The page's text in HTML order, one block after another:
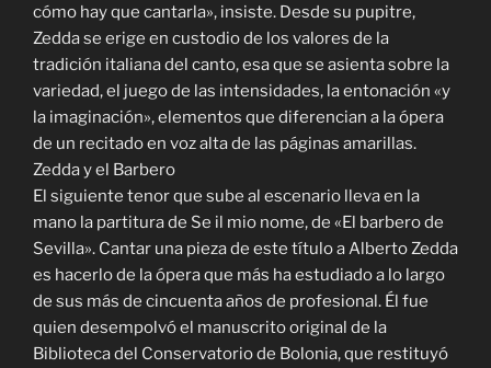
cómo hay que cantarla», insiste. Desde su pupitre,
Zedda se erige en custodio de los valores de la
tradición italiana del canto, esa que se asienta sobre la
variedad, el juego de las intensidades, la entonación «y
la imaginación», elementos que diferencian a la ópera
de un recitado en voz alta de las páginas amarillas.
Zedda y el Barbero
El siguiente tenor que sube al escenario lleva en la
mano la partitura de Se il mio nome, de «El barbero de
Sevilla». Cantar una pieza de este título a Alberto Zedda
es hacerlo de la ópera que más ha estudiado a lo largo
de sus más de cincuenta años de profesional. Él fue
quien desempolvó el manuscrito original de la
Biblioteca del Conservatorio de Bolonia, que restituyó